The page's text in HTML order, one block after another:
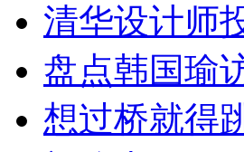
清华设计师
盘点韩国瑜
想过桥就得